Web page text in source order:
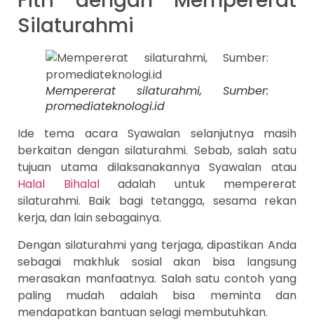
Silaturahmi
Mempererat silaturahmi, Sumber:
promediateknologi.id
Ide tema acara Syawalan selanjutnya masih
berkaitan dengan silaturahmi. Sebab, salah satu
tujuan utama dilaksanakannya Syawalan atau
Halal Bihalaladalah untuk mempererat
silaturahmi. Baik bagi tetangga, sesama rekan
kerja, dan lain sebagainya.
Dengan silaturahmi yang terjaga, dipastikan Anda
sebagai makhluk sosial akan bisa langsung
merasakan manfaatnya. Salah satu contoh yang
paling mudah adalah bisa meminta dan
mendapatkan bantuan selagi membutuhkan.